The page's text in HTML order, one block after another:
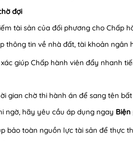
đợi
tài sản của đối phương cho Chấp
thông tin về nhà đất, tài khoản
giúp Chấp hành viên đẩy nhanh
gian chờ thi hành án để sang tên
ngờ, hãy yêu cầu áp dụng ngay
bảo toàn nguồn lực tài sản để thực